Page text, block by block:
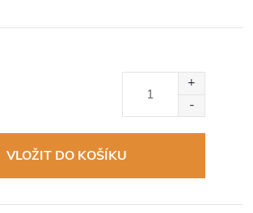
VLOŽIT DO KOŠÍKU